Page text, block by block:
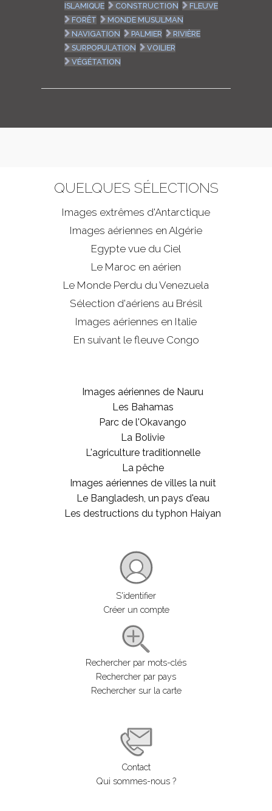
ISLAMIQUE
CONSTRUCTION
FLEUVE
FORÊT
MONDE MUSULMAN
NAVIGATION
PALMIER
RIVIÈRE
SURPOPULATION
VOILIER
VÉGÉTATION
QUELQUES SÉLECTIONS
Images extrêmes d'Antarctique
Images aériennes en Algérie
Egypte vue du Ciel
Le Maroc en aérien
Le Monde Perdu du Venezuela
Sélection d'aériens au Brésil
Images aériennes en Italie
En suivant le fleuve Congo
Images aériennes de Nauru
Les Bahamas
Parc de l'Okavango
La Bolivie
L'agriculture traditionnelle
La pêche
Images aériennes de villes la nuit
Le Bangladesh, un pays d'eau
Les destructions du typhon Haiyan
S'identifier
Créer un compte
Rechercher par mots-clés
Rechercher par pays
Rechercher sur la carte
Contact
Qui sommes-nous ?